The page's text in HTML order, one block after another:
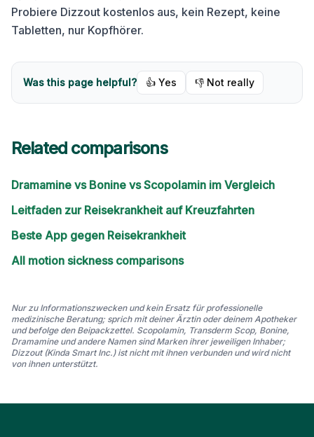
Probiere Dizzout kostenlos aus, kein Rezept, keine
Tabletten, nur Kopfhörer.
Was this page helpful? 👍 Yes 👎 Not really
Related comparisons
Dramamine vs Bonine vs Scopolamin im Vergleich
Leitfaden zur Reisekrankheit auf Kreuzfahrten
Beste App gegen Reisekrankheit
All motion sickness comparisons
Nur zu Informationszwecken und kein Ersatz für professionelle
medizinische Beratung; sprich mit deiner Ärztin oder deinem Apotheker
und befolge den Beipackzettel. Scopolamin, Transderm Scop, Bonine,
Dramamine und andere Namen sind Marken ihrer jeweiligen Inhaber;
Dizzout (Kinda Smart Inc.) ist nicht mit ihnen verbunden und wird nicht
von ihnen unterstützt.